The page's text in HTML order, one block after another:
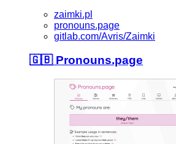
zaimki.pl
pronouns.page
gitlab.com/Avris/Zaimki
🇬🇧 Pronouns.page